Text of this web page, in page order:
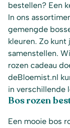
bestellen? Een
In ons
gemengde
kleuren. Zo kunt
samenstellen.
rozen cadeau
deBloemist.nl
in verschillende
Bos rozen
Een mooie bos